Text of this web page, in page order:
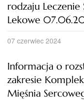
rodzaju
Lekowe
07 czerwiec 2024
Informacja o
zakresie
Mięśnia